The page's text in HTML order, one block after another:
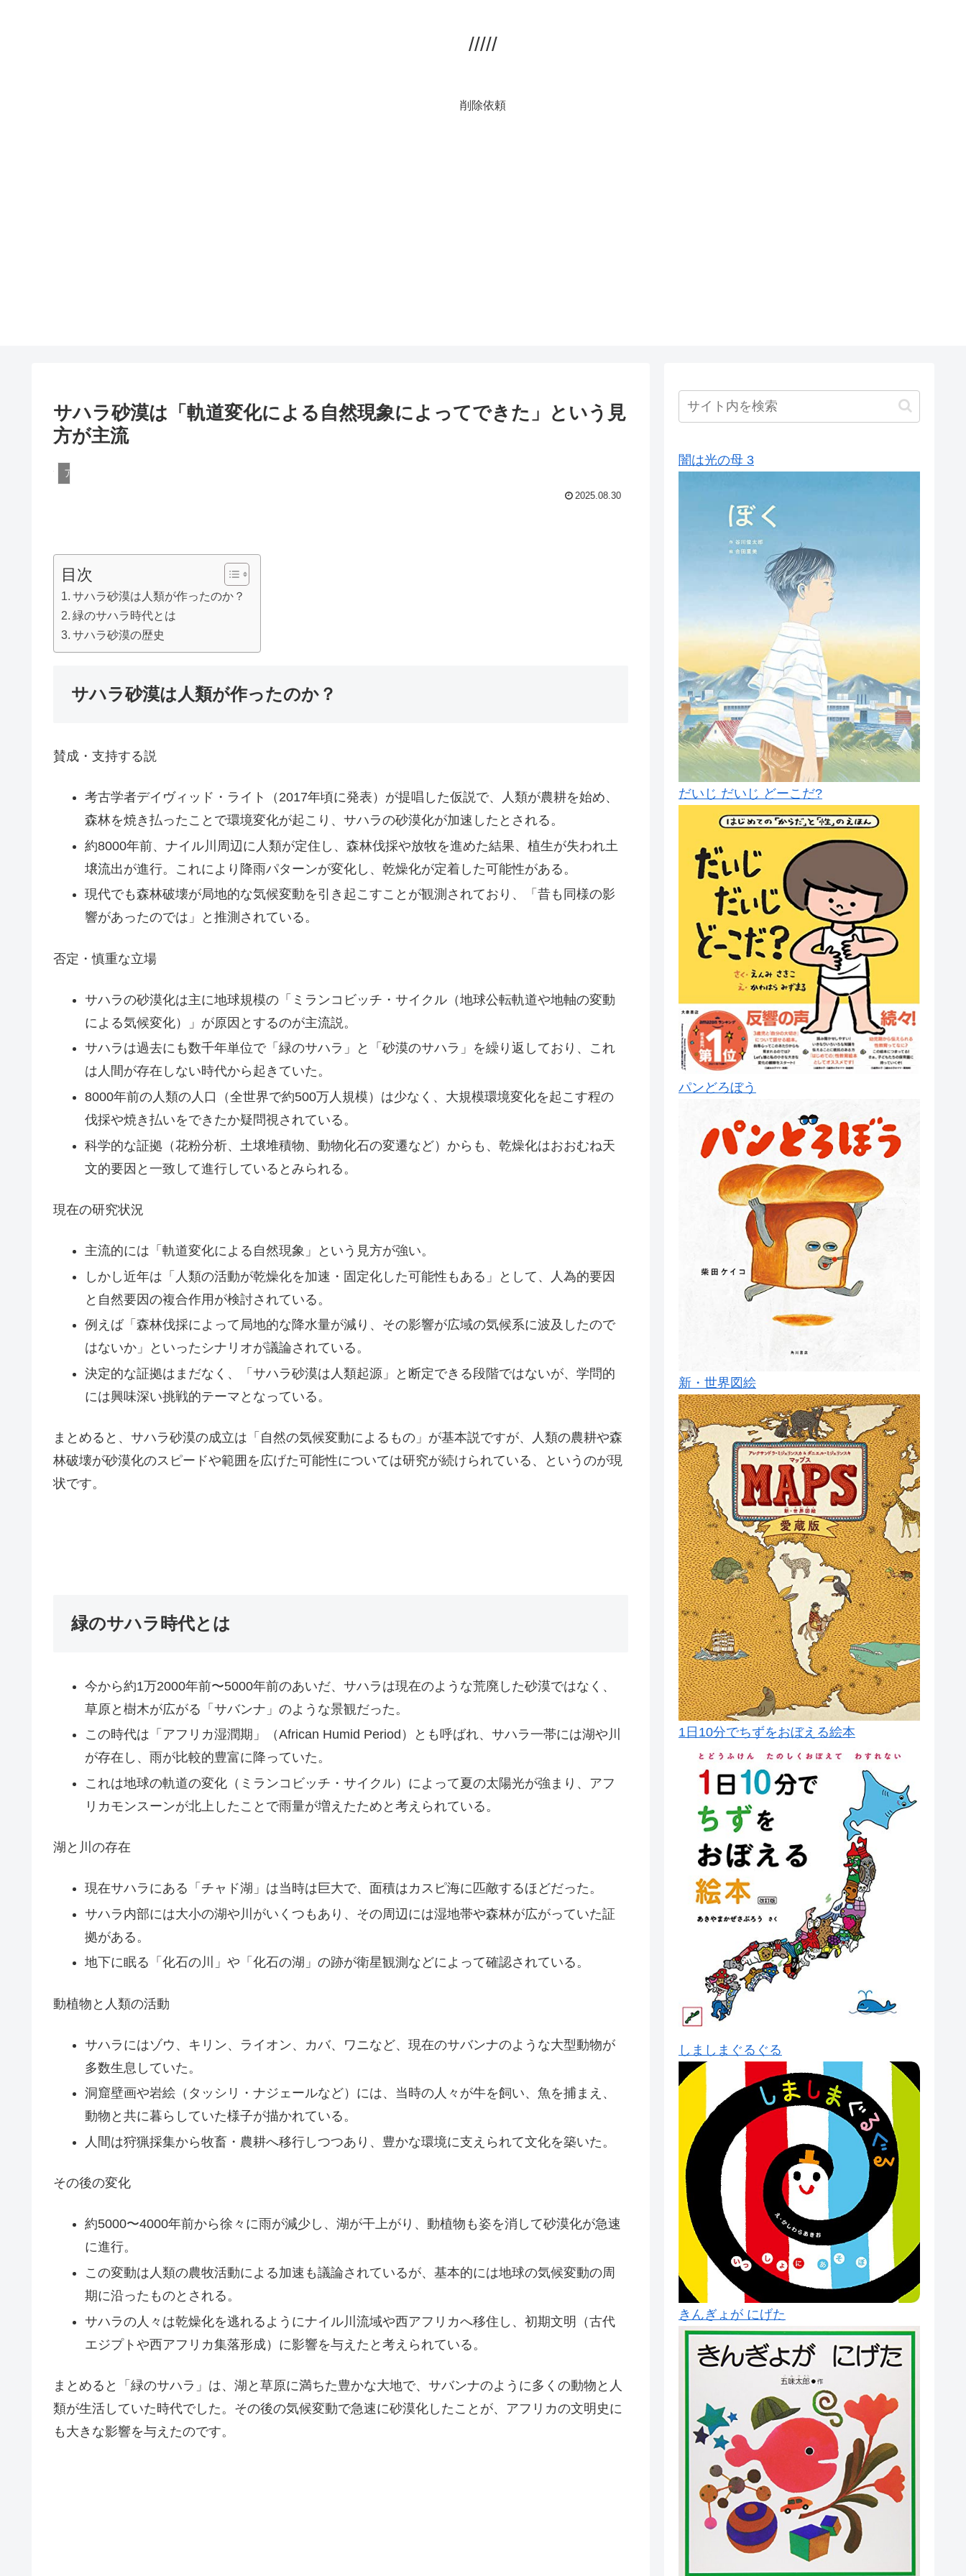
/////
削除依頼
サハラ砂漠は「軌道変化による自然現象によってできた」という見
方が主流
アメリカ
2025.08.30
目次
サハラ砂漠は人類が作ったのか？
緑のサハラ時代とは
サハラ砂漠の歴史
サハラ砂漠は人類が作ったのか？
賛成・支持する説
考古学者デイヴィッド・ライト（2017年頃に発表）が提唱した仮説で、人類が農耕を始め、
森林を焼き払ったことで環境変化が起こり、サハラの砂漠化が加速したとされる。
約8000年前、ナイル川周辺に人類が定住し、森林伐採や放牧を進めた結果、植生が失われ土
壌流出が進行。これにより降雨パターンが変化し、乾燥化が定着した可能性がある。
現代でも森林破壊が局地的な気候変動を引き起こすことが観測されており、「昔も同様の影
響があったのでは」と推測されている。
否定・慎重な立場
サハラの砂漠化は主に地球規模の「ミランコビッチ・サイクル（地球公転軌道や地軸の変動
による気候変化）」が原因とするのが主流説。
サハラは過去にも数千年単位で「緑のサハラ」と「砂漠のサハラ」を繰り返しており、これ
は人間が存在しない時代から起きていた。
8000年前の人類の人口（全世界で約500万人規模）は少なく、大規模環境変化を起こす程の
伐採や焼き払いをできたか疑問視されている。
科学的な証拠（花粉分析、土壌堆積物、動物化石の変遷など）からも、乾燥化はおおむね天
文的要因と一致して進行しているとみられる。
現在の研究状況
主流的には「軌道変化による自然現象」という見方が強い。
しかし近年は「人類の活動が乾燥化を加速・固定化した可能性もある」として、人為的要因
と自然要因の複合作用が検討されている。
例えば「森林伐採によって局地的な降水量が減り、その影響が広域の気候系に波及したので
はないか」といったシナリオが議論されている。
決定的な証拠はまだなく、「サハラ砂漠は人類起源」と断定できる段階ではないが、学問的
には興味深い挑戦的テーマとなっている。
まとめると、サハラ砂漠の成立は「自然の気候変動によるもの」が基本説ですが、人類の農耕や森
林破壊が砂漠化のスピードや範囲を広げた可能性については研究が続けられている、というのが現
状です。
緑のサハラ時代とは
今から約1万2000年前〜5000年前のあいだ、サハラは現在のような荒廃した砂漠ではなく、
草原と樹木が広がる「サバンナ」のような景観だった。
この時代は「アフリカ湿潤期」（African Humid Period）とも呼ばれ、サハラ一帯には湖や川
が存在し、雨が比較的豊富に降っていた。
これは地球の軌道の変化（ミランコビッチ・サイクル）によって夏の太陽光が強まり、アフ
リカモンスーンが北上したことで雨量が増えたためと考えられている。
湖と川の存在
現在サハラにある「チャド湖」は当時は巨大で、面積はカスピ海に匹敵するほどだった。
サハラ内部には大小の湖や川がいくつもあり、その周辺には湿地帯や森林が広がっていた証
拠がある。
地下に眠る「化石の川」や「化石の湖」の跡が衛星観測などによって確認されている。
動植物と人類の活動
サハラにはゾウ、キリン、ライオン、カバ、ワニなど、現在のサバンナのような大型動物が
多数生息していた。
洞窟壁画や岩絵（タッシリ・ナジェールなど）には、当時の人々が牛を飼い、魚を捕まえ、
動物と共に暮らしていた様子が描かれている。
人間は狩猟採集から牧畜・農耕へ移行しつつあり、豊かな環境に支えられて文化を築いた。
その後の変化
約5000〜4000年前から徐々に雨が減少し、湖が干上がり、動植物も姿を消して砂漠化が急速
に進行。
この変動は人類の農牧活動による加速も議論されているが、基本的には地球の気候変動の周
期に沿ったものとされる。
サハラの人々は乾燥化を逃れるようにナイル川流域や西アフリカへ移住し、初期文明（古代
エジプトや西アフリカ集落形成）に影響を与えたと考えられている。
まとめると「緑のサハラ」は、湖と草原に満ちた豊かな大地で、サバンナのように多くの動物と人
類が生活していた時代でした。その後の気候変動で急速に砂漠化したことが、アフリカの文明史に
も大きな影響を与えたのです。
闇は光の母 3
だいじ だいじ どーこだ?
パンどろぼう
新・世界図絵
1日10分でちずをおぼえる絵本
しましまぐるぐる
きんぎょが にげた